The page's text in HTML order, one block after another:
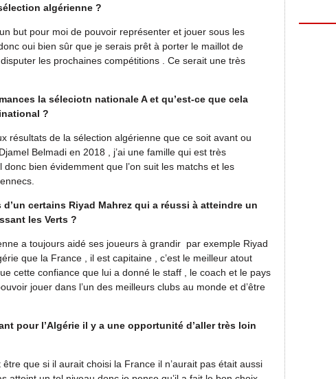
algérienne ?
but pour moi de pouvoir représenter et jouer sous les
oui bien sûr que je serais prêt à porter le maillot de
les prochaines compétitions . Ce serait une très
la séleciotn nationale A et qu’est-ce que cela
?
résultats de la sélection algérienne que ce soit avant ou
Belmadi en 2018 , j’ai une famille qui est très
bien évidemment que l’on suit les matchs et les
certains Riyad Mahrez qui a réussi à atteindre un
les Verts ?
a toujours aidé ses joueurs à grandir par exemple Riyad
que la France , il est capitaine , c’est le meilleur atout
cette confiance que lui a donné le staff , le coach et le pays
jouer dans l’un des meilleurs clubs au monde et d’être
pour l’Algérie il y a une opportunité d’aller très loin
que si il aurait choisi la France il n’aurait pas était aussi